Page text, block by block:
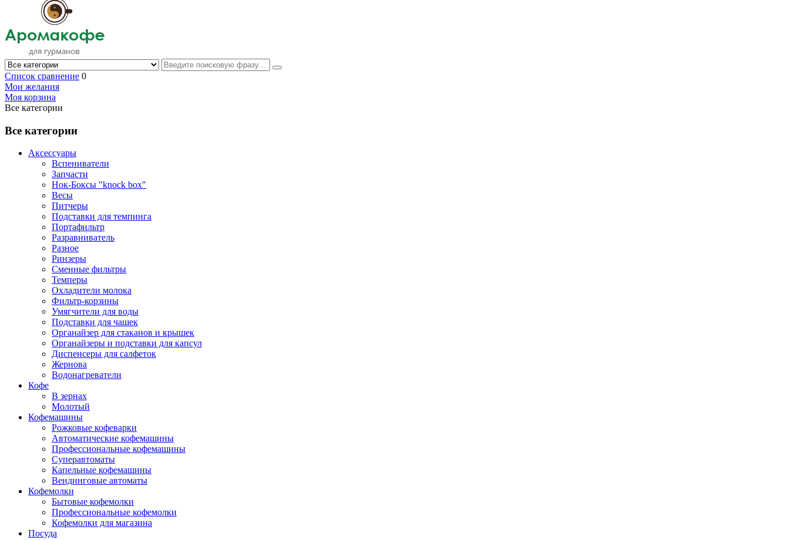
Список сравнение 0
Мои желания
Моя корзина
Все категории
Все категории
Аксессуары
Вспениватели
Запчасти
Нок-Боксы "knock box"
Весы
Питчеры
Подставки для темпинга
Портафильтр
Разравниватель
Разное
Ринзеры
Сменные фильтры
Темперы
Охладители молока
Фильтр-корзины
Умягчители для воды
Подставки для чашек
Органайзер для стаканов и крышек
Органайзеры и подставки для капсул
Диспенсеры для салфеток
Жернова
Водонагреватели
Кофе
В зернах
Молотый
Кофемашины
Рожковые кофеварки
Автоматические кофемашины
Профессиональные кофемашины
Суперавтоматы
Капельные кофемашины
Вендинговые автоматы
Кофемолки
Бытовые кофемолки
Профессиональные кофемолки
Кофемолки для магазина
Посуда